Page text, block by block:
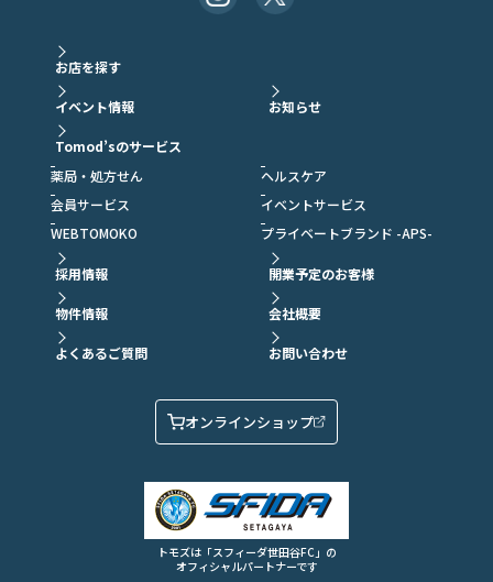
お店を探す
イベント情報 お知らせ
Tomod’sのサービス
薬局・処方せん
ヘルスケア
会員サービス
イベントサービス
WEBTOMOKO
プライベートブランド -APS-
採用情報 開業予定のお客様
物件情報 会社概要
よくあるご質問 お問い合わせ
オンラインショップ
トモズは「スフィーダ世田谷FC」の
オフィシャルパートナーです